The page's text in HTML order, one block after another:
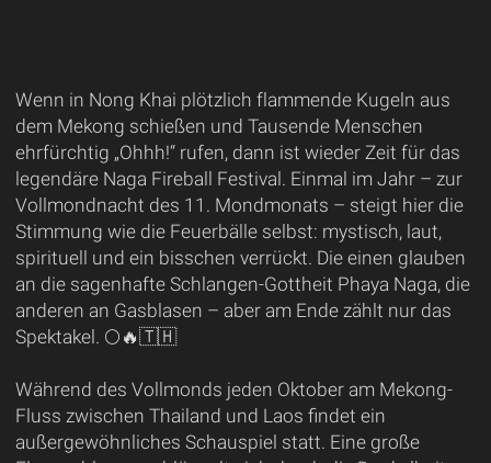
Wenn in Nong Khai plötzlich flammende Kugeln aus
dem Mekong schießen und Tausende Menschen
ehrfürchtig „Ohhh!“ rufen, dann ist wieder Zeit für das
legendäre Naga Fireball Festival. Einmal im Jahr – zur
Vollmondnacht des 11. Mondmonats – steigt hier die
Stimmung wie die Feuerbälle selbst: mystisch, laut,
spirituell und ein bisschen verrückt. Die einen glauben
an die sagenhafte Schlangen-Gottheit Phaya Naga, die
anderen an Gasblasen – aber am Ende zählt nur das
Spektakel. 🌕🔥🇹🇭
Während des Vollmonds jeden Oktober am Mekong-
Fluss zwischen Thailand und Laos findet ein
außergewöhnliches Schauspiel statt. Eine große